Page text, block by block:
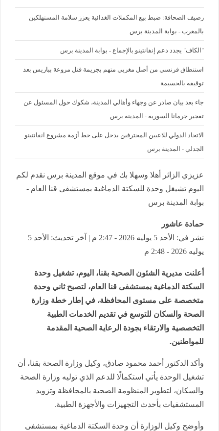
رصيف الصحافة: ضبط بيع المكملات الغذائية يعزز سلامة المستهلكين
بالمغرب - بوابة المدينة برس
"الكاف" يجدد دعم إنفانتينو بالإجماع - بوابة المدينة برس
استنطاق فرنسي من أصل مغربي متهم بجريمة قتل مروعة بباريس بعد
توقيفه بالحسيمة
جاء بعد بيان صادر عن وجهاء وأهالي المدينة، شكوك حول المسئول عن
تفجير جرمانا السورية - المدينة برس
الاتحاد الدولي للاعبين المحترفين يدخل على خط أزمة مشروع انفانتينو
الجدلي - المدينة برس
عزيزي الزائر أهلا وسهلا بك في موقع المدينة برس نقدم لكم
اليوم تشيغل وحدة للسكتة الدماغية بمستشفى قنا العام -
بوابة المدينة برس
حمادة عاشور
نشر في: الأحد 5 يوليه 2026 - 2:47 م | آخر تحديث: الأحد 5
يوليه 2026 - 2:48 م
أعلنت مديرية الشئون الصحية بقنا، اليوم، تشغيل وحدة
السكتة الدماغية بمستشفى قنا العام، لتصبح ثاني وحدة
متخصصة على مستوى المحافظة، في إطار خطة وزارة
الصحة والسكان للتوسع في تقديم الخدمات الطبية
التخصصية والارتقاء بجودة الرعاية الصحية المقدمة
للمواطنين.
وأكد الدكتور أحمد محمود صادق، وكيل وزارة الصحة بقنا، أن
تشغيل الوحدة يأتي استكمالًا للدعم الذي توليه وزارة الصحة
والسكان، لتطوير المنظومة الصحية بالمحافظة وتزويد
المستشفيات بأحدث التجهيزات والأجهزة الطبية.
وأوضح وكيل الوزارة أن وحدة السكتة الدماغية بمستشفى